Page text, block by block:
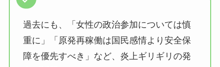
過去にも、「女性の政治参加については慎
重に」「原発再稼働は国民感情より安全保
障を優先すべき」など、炎上ギリギリの発